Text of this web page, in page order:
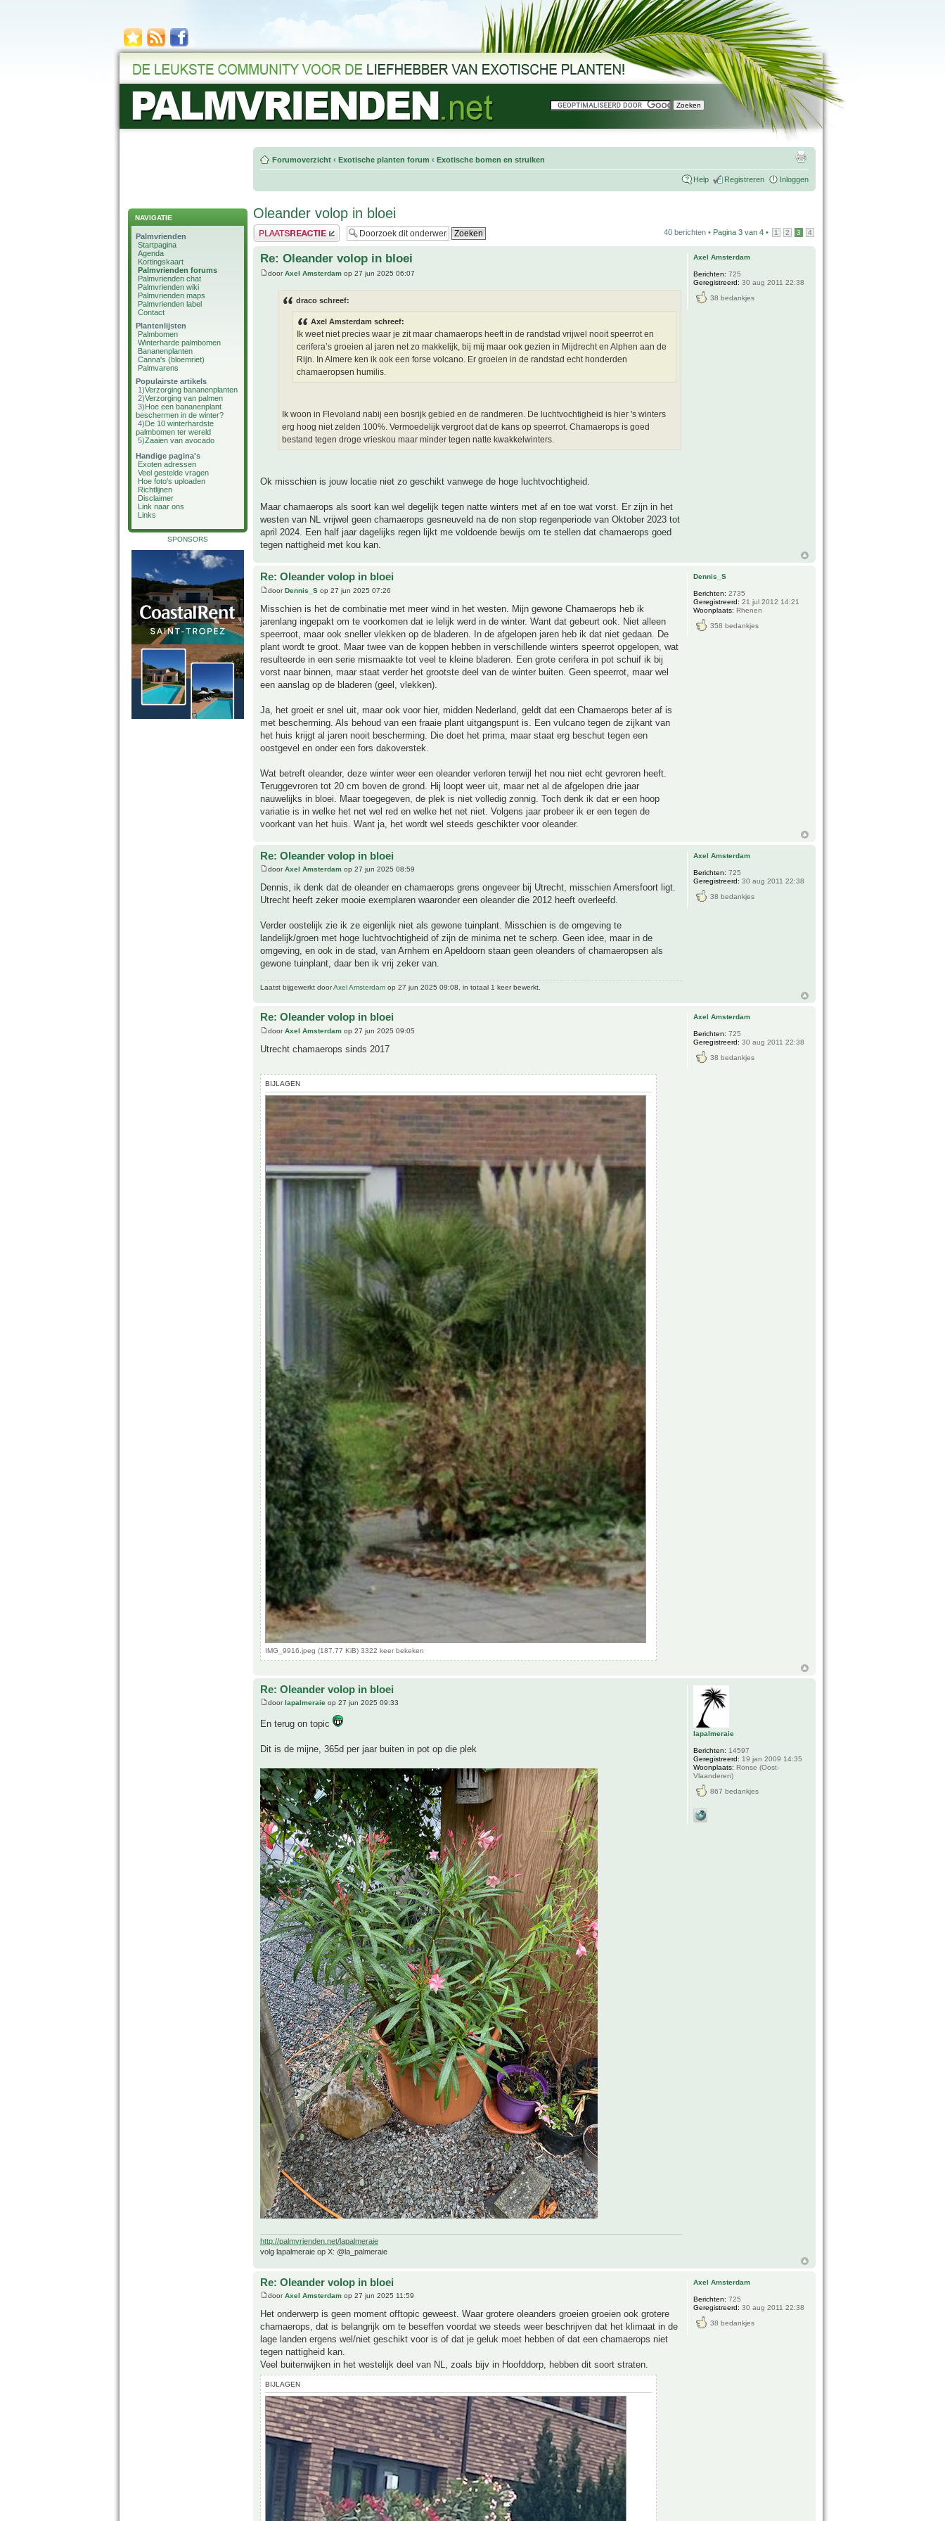
NAVIGATIE
Palmvrienden
Startpagina
Agenda
Kortingskaart
Palmvrienden forums
Palmvrienden chat
Palmvrienden wiki
Palmvrienden maps
Palmvrienden label
Contact
Plantenlijsten
Palmbomen
Winterharde palmbomen
Bananenplanten
Canna's (bloemriet)
Palmvarens
Populairste artikels
1)Verzorging bananenplanten
2)Verzorging van palmen
3)Hoe een bananenplant
beschermen in de winter?
4)De 10 winterhardste
palmbomen ter wereld
5)Zaaien van avocado
Handige pagina's
Exoten adressen
Veel gestelde vragen
Hoe foto's uploaden
Richtlijnen
Disclaimer
Link naar ons
Links
SPONSORS
Forumoverzicht ‹ Exotische planten forum ‹ Exotische bomen en struiken
Help Registreren Inloggen
Oleander volop in bloei
Plaats een reactie 40 berichten • Pagina 3 van 4 • 1 2 3 4
Re: Oleander volop in bloei
doorAxel Amsterdam op 27 jun 2025 06:07
draco schreef:
Axel Amsterdam schreef:
Ik weet niet precies waar je zit maar chamaerops heeft in de randstad vrijwel nooit speerrot en
cerifera’s groeien al jaren net zo makkelijk, bij mij maar ook gezien in Mijdrecht en Alphen aan de
Rijn. In Almere ken ik ook een forse volcano. Er groeien in de randstad echt honderden
chamaeropsen humilis.
Ik woon in Flevoland nabij een bosrijk gebied en de randmeren. De luchtvochtigheid is hier 's winters
erg hoog niet zelden 100%. Vermoedelijk vergroot dat de kans op speerrot. Chamaerops is goed
bestand tegen droge vrieskou maar minder tegen natte kwakkelwinters.
Ok misschien is jouw locatie niet zo geschikt vanwege de hoge luchtvochtigheid.
Maar chamaerops als soort kan wel degelijk tegen natte winters met af en toe wat vorst. Er zijn in het
westen van NL vrijwel geen chamaerops gesneuveld na de non stop regenperiode van Oktober 2023 tot
april 2024. Een half jaar dagelijks regen lijkt me voldoende bewijs om te stellen dat chamaerops goed
tegen nattigheid met kou kan.
Axel Amsterdam
Berichten: 725
Geregistreerd: 30 aug 2011 22:38
38 bedankjes
Re: Oleander volop in bloei
doorDennis_S op 27 jun 2025 07:26
Misschien is het de combinatie met meer wind in het westen. Mijn gewone Chamaerops heb ik
jarenlang ingepakt om te voorkomen dat ie lelijk werd in de winter. Want dat gebeurt ook. Niet alleen
speerroot, maar ook sneller vlekken op de bladeren. In de afgelopen jaren heb ik dat niet gedaan. De
plant wordt te groot. Maar twee van de koppen hebben in verschillende winters speerrot opgelopen, wat
resulteerde in een serie mismaakte tot veel te kleine bladeren. Een grote cerifera in pot schuif ik bij
vorst naar binnen, maar staat verder het grootste deel van de winter buiten. Geen speerrot, maar wel
een aanslag op de bladeren (geel, vlekken).
Ja, het groeit er snel uit, maar ook voor hier, midden Nederland, geldt dat een Chamaerops beter af is
met bescherming. Als behoud van een fraaie plant uitgangspunt is. Een vulcano tegen de zijkant van
het huis krijgt al jaren nooit bescherming. Die doet het prima, maar staat erg beschut tegen een
oostgevel en onder een fors dakoverstek.
Wat betreft oleander, deze winter weer een oleander verloren terwijl het nou niet echt gevroren heeft.
Teruggevroren tot 20 cm boven de grond. Hij loopt weer uit, maar net al de afgelopen drie jaar
nauwelijks in bloei. Maar toegegeven, de plek is niet volledig zonnig. Toch denk ik dat er een hoop
variatie is in welke het net wel red en welke het net niet. Volgens jaar probeer ik er een tegen de
voorkant van het huis. Want ja, het wordt wel steeds geschikter voor oleander.
Dennis_S
Berichten: 2735
Geregistreerd: 21 jul 2012 14:21
Woonplaats: Rhenen
358 bedankjes
Re: Oleander volop in bloei
doorAxel Amsterdam op 27 jun 2025 08:59
Dennis, ik denk dat de oleander en chamaerops grens ongeveer bij Utrecht, misschien Amersfoort ligt.
Utrecht heeft zeker mooie exemplaren waaronder een oleander die 2012 heeft overleefd.
Verder oostelijk zie ik ze eigenlijk niet als gewone tuinplant. Misschien is de omgeving te
landelijk/groen met hoge luchtvochtigheid of zijn de minima net te scherp. Geen idee, maar in de
omgeving, en ook in de stad, van Arnhem en Apeldoorn staan geen oleanders of chamaeropsen als
gewone tuinplant, daar ben ik vrij zeker van.
Laatst bijgewerkt doorAxel Amsterdam op 27 jun 2025 09:08, in totaal 1 keer bewerkt.
Axel Amsterdam
Berichten: 725
Geregistreerd: 30 aug 2011 22:38
38 bedankjes
Re: Oleander volop in bloei
doorAxel Amsterdam op 27 jun 2025 09:05
Utrecht chamaerops sinds 2017
BIJLAGEN
IMG_9916.jpeg (187.77 KiB) 3322 keer bekeken
Axel Amsterdam
Berichten: 725
Geregistreerd: 30 aug 2011 22:38
38 bedankjes
Re: Oleander volop in bloei
doorlapalmeraie op 27 jun 2025 09:33
En terug on topic
Dit is de mijne, 365d per jaar buiten in pot op die plek
http://palmvrienden.net/lapalmeraie
volg lapalmeraie op X: @la_palmeraie
lapalmeraie
Berichten: 14597
Geregistreerd: 19 jan 2009 14:35
Woonplaats: Ronse (Oost-
Vlaanderen)
867 bedankjes
Re: Oleander volop in bloei
doorAxel Amsterdam op 27 jun 2025 11:59
Het onderwerp is geen moment offtopic geweest. Waar grotere oleanders groeien groeien ook grotere
chamaerops, dat is belangrijk om te beseffen voordat we steeds weer beschrijven dat het klimaat in de
lage landen ergens wel/niet geschikt voor is of dat je geluk moet hebben of dat een chamaerops niet
tegen nattigheid kan.
Veel buitenwijken in het westelijk deel van NL, zoals bijv in Hoofddorp, hebben dit soort straten.
BIJLAGEN
Axel Amsterdam
Berichten: 725
Geregistreerd: 30 aug 2011 22:38
38 bedankjes